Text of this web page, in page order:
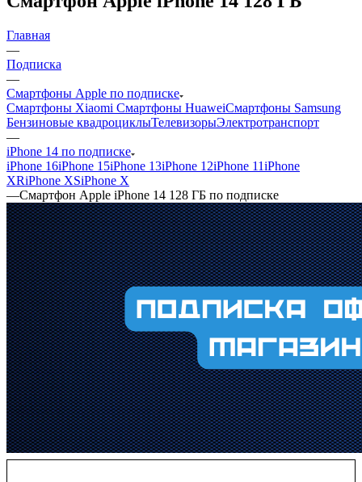
Главная
—
Подписка
—
Смартфоны Apple по подписке
Смартфоны Xiaomi Смартфоны HuaweiСмартфоны Samsung
Бензиновые квадроциклыТелевизорыЭлектротранспорт
—
iPhone 14 по подписке
iPhone 16iPhone 15iPhone 13iPhone 12iPhone 11iPhone
XRiPhone XSiPhone X
—Смартфон Apple iPhone 14 128 ГБ по подписке